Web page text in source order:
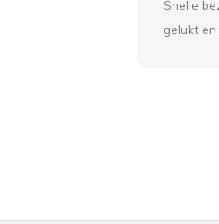
Snelle
gelukt